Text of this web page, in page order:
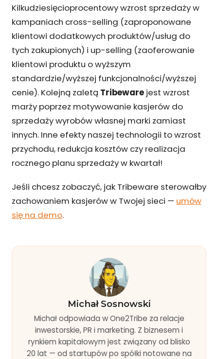
Kilkudziesięcioprocentowy wzrost sprzedaży w
kampaniach cross-selling (zaproponowane
klientowi dodatkowych produktów/usług do
tych zakupionych) i up-selling (zaoferowanie
klientowi produktu o wyższym
standardzie/wyższej funkcjonalności/wyższej
cenie). Kolejną zaletą Tribeware jest wzrost
marży poprzez motywowanie kasjerów do
sprzedaży wyrobów własnej marki zamiast
innych. Inne efekty naszej technologii to wzrost
przychodu, redukcja kosztów czy realizacja
rocznego planu sprzedaży w kwartał!
Jeśli chcesz zobaczyć, jak Tribeware sterowałby
zachowaniem kasjerów w Twojej sieci — umów
się na demo.
Michał Sosnowski
Michał odpowiada w One2Tribe za relacje
inwestorskie, PR i marketing. Z biznesem i
rynkiem kapitałowym jest związany od blisko
20 lat — od startupów po spółki notowane na